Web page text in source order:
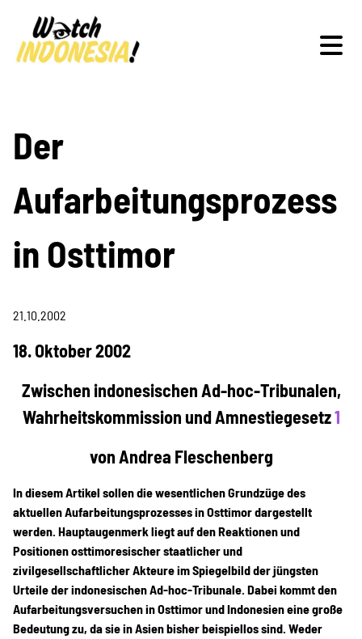
Veranstaltungen
Projekte
Kampagne
Stellenangebote
Werde Mitglied
Der
Aufarbeitungsprozess
in Osttimor
21.10.2002
18. Oktober 2002
Zwischen indonesischen Ad-hoc-Tribunalen,
Wahrheitskommission und Amnestiegesetz1
von Andrea Fleschenberg
In diesem Artikel sollen die wesentlichen Grundzüge des
aktuellen Aufarbeitungsprozesses in Osttimor dargestellt
werden. Hauptaugenmerk liegt auf den Reaktionen und
Positionen osttimoresischer staatlicher und
zivilgesellschaftlicher Akteure im Spiegelbild der jüngsten
Urteile der indonesischen Ad-hoc-Tribunale. Dabei kommt den
Aufarbeitungsversuchen in Osttimor und Indonesien eine große
Bedeutung zu, da sie in Asien bisher beispiellos sind. Weder